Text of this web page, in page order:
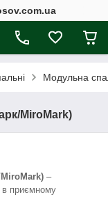
Модульна
MiroMark)
–
в приємному